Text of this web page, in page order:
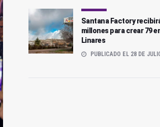
Santana Factory
millones para crear 79
Linares
PUBLICADO EL 28 DE